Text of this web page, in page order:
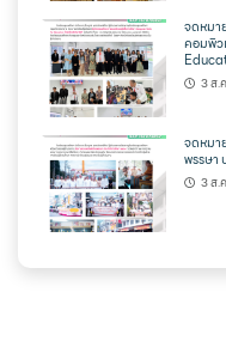
จดหมา
คอมพิว
3 ส.
จดหมา
พรรษา
3 ส.